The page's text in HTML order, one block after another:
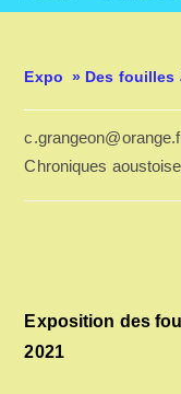
Expo » Des fouilles
Auteur/autrice
de
publication :
Post
Chroniques
Exposition des
2021